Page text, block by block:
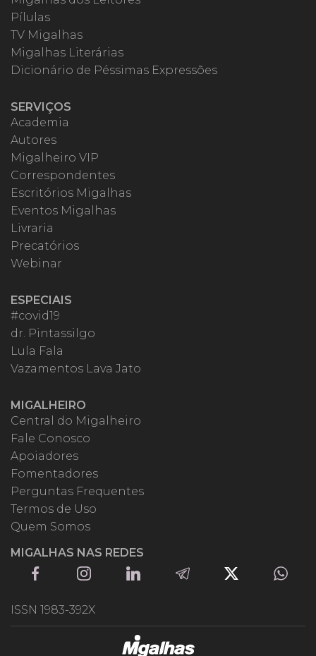
Pílulas
TV Migalhas
Migalhas Literárias
Dicionário de Péssimas Expressões
SERVIÇOS
Academia
Autores
Migalheiro VIP
Correspondentes
Escritórios Migalhas
Eventos Migalhas
Livraria
Precatórios
Webinar
ESPECIAIS
#covid19
dr. Pintassilgo
Lula Fala
Vazamentos Lava Jato
MIGALHEIRO
Central do Migalheiro
Fale Conosco
Apoiadores
Fomentadores
Perguntas Frequentes
Termos de Uso
Quem Somos
MIGALHAS NAS REDES
ISSN 1983-392X